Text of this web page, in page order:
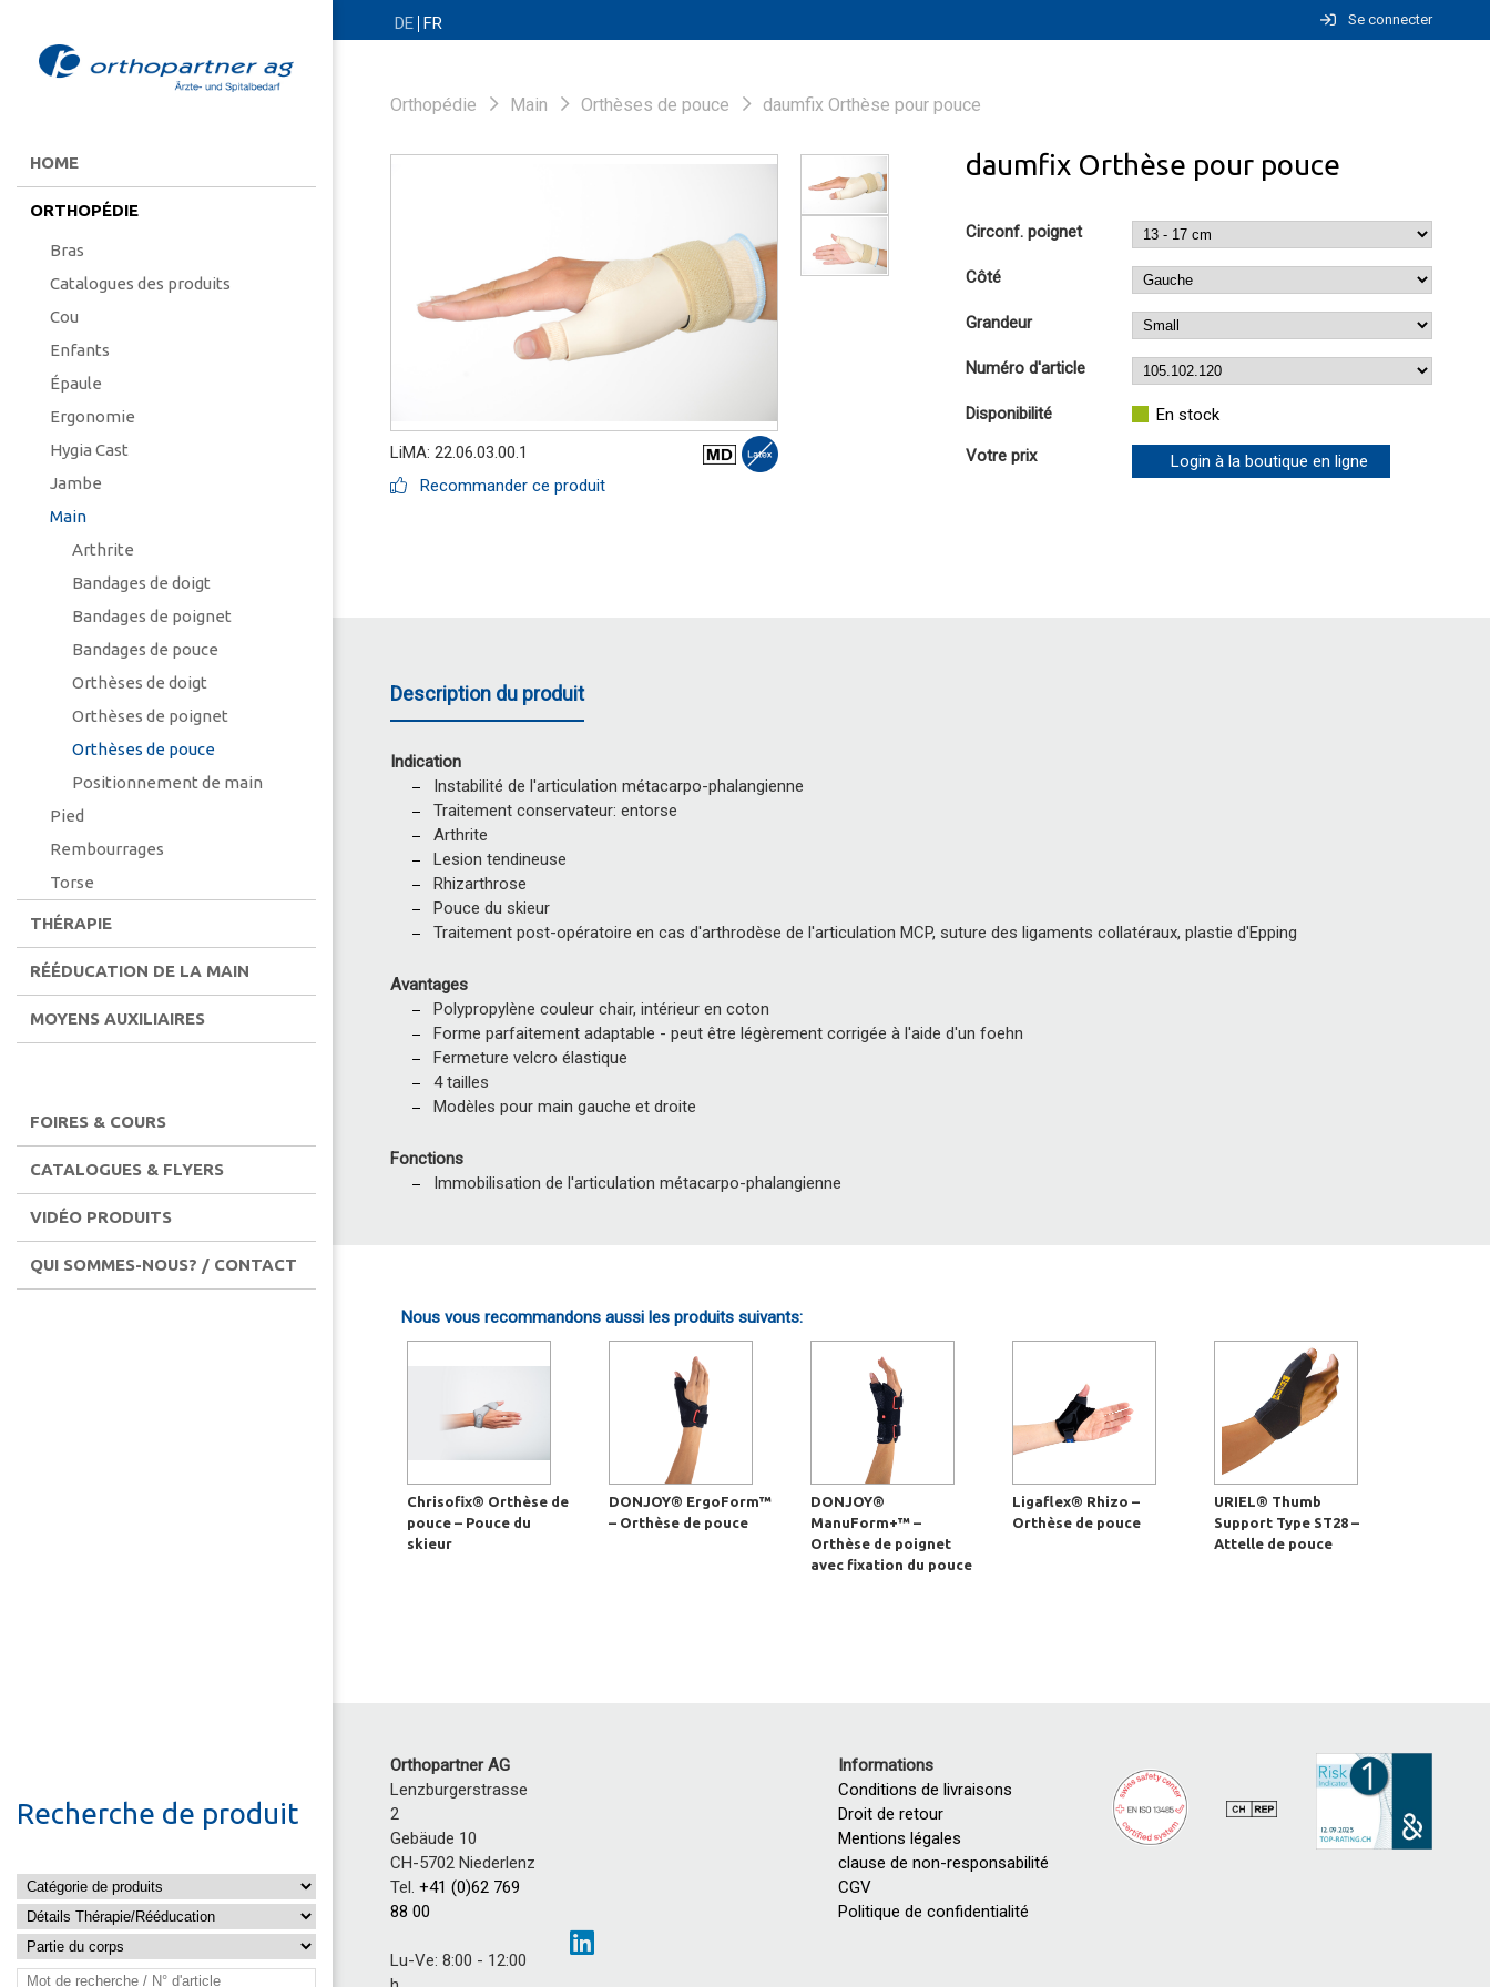
DE FR Se connecter
HOME
ORTHOPÉDIE
Bras
Catalogues des produits
Cou
Enfants
Épaule
Ergonomie
Hygia Cast
Jambe
Main
Arthrite
Bandages de doigt
Bandages de poignet
Bandages de pouce
Orthèses de doigt
Orthèses de poignet
Orthèses de pouce
Positionnement de main
Pied
Rembourrages
Torse
THÉRAPIE
RÉÉDUCATION DE LA MAIN
MOYENS AUXILIAIRES
FOIRES & COURS
CATALOGUES & FLYERS
VIDÉO PRODUITS
QUI SOMMES-NOUS? / CONTACT
Recherche de produit
Orthopédie Main Orthèses de pouce daumfix Orthèse pour pouce
LiMA: 22.06.03.00.1
Recommander ce produit
daumfix Orthèse pour pouce
Circonf. poignet
Côté
Grandeur
Numéro d'article
Disponibilité En stock
Votre prix Login à la boutique en ligne
Description du produit
Indication
Instabilité de l'articulation métacarpo-phalangienne
Traitement conservateur: entorse
Arthrite
Lesion tendineuse
Rhizarthrose
Pouce du skieur
Traitement post-opératoire en cas d'arthrodèse de l'articulation MCP, suture des ligaments collatéraux, plastie d'Epping
Avantages
Polypropylène couleur chair, intérieur en coton
Forme parfaitement adaptable - peut être légèrement corrigée à l'aide d'un foehn
Fermeture velcro élastique
4 tailles
Modèles pour main gauche et droite
Fonctions
Immobilisation de l'articulation métacarpo-phalangienne
Nous vous recommandons aussi les produits suivants:
Chrisofix® Orthèse de
pouce – Pouce du
skieur
DONJOY® ErgoForm™
– Orthèse de pouce
DONJOY®
ManuForm+™ –
Orthèse de poignet
avec fixation du pouce
Ligaflex® Rhizo –
Orthèse de pouce
URIEL® Thumb
Support Type ST28 –
Attelle de pouce
Orthopartner AG
Lenzburgerstrasse
2
Gebäude 10
CH-5702 Niederlenz
Tel.+41 (0)62 769
88 00
Lu-Ve: 8:00 - 12:00
Informations
Conditions de livraisons
Droit de retour
Mentions légales
clause de non-responsabilité
CGV
Politique de confidentialité